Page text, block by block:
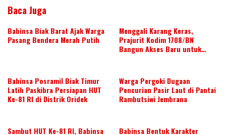
Baca Juga
Babinsa Biak Barat Ajak Warga
Pasang Bendera Merah Putih
Menggali Karang Keras,
Prajurit Kodim 1708/BN
Bangun Akses Baru untuk
Babinsa Posramil Biak Timur
Latih Paskibra Persiapan HUT
Ke-81 RI di Distrik Oridek
Warga Pergoki Dugaan
Pencurian Pasir Laut di Pantai
Rambutsiwi Jembrana
Sambut HUT Ke-81 RI, Babinsa
Babinsa Bentuk Karakter